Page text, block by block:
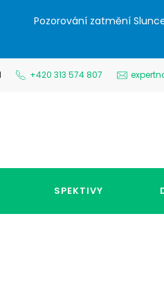
Pozorování zatmění
+420 313 574 807
SPEKTIVY